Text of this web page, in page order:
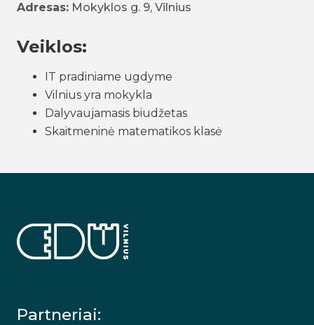
Adresas: Mokyklos g. 9, Vilnius
Veiklos:
IT pradiniame ugdyme
Vilnius yra mokykla
Dalyvaujamasis biudžetas
Skaitmeninė matematikos klasė
Partneriai: